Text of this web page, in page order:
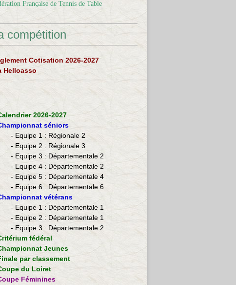
Française de Tennis de Table
compétition
Cotisation 2026-2027
Helloasso
2026-2027
séniors
- Equipe 1 : Régionale 2
- Equipe 2 : Régionale 3
- Equipe 3 : Départementale 2
- Equipe 4 : Départementale 2
- Equipe 5 : Départementale 4
- Equipe 6 : Départementale 6
vétérans
- ​Equipe 1 : Départementale 1
- Equipe 2 : Départementale 1
- Equipe 3 : Départementale 2
fédéral
Jeunes
par classement
du Loiret
Féminines